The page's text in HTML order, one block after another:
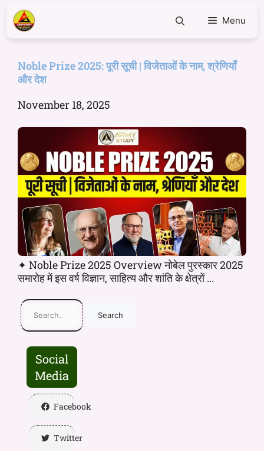
Menu
Noble Prize 2025: पूरी सूची | विजेताओं के नाम, श्रेणियाँ
और देश
November 18, 2025
✦ Noble Prize 2025 Overview नोबेल पुरस्कार 2025
समारोह में इस वर्ष विज्ञान, साहित्य और शांति के क्षेत्रों ...
Search
Social
Media
Facebook
Twitter